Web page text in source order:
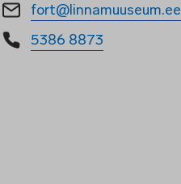
fort@linnamuuseum.ee
5386 8873